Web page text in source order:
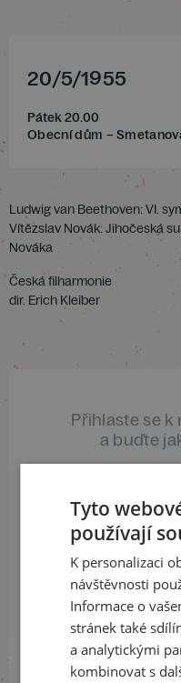
20/5/1955
Pátek 20.00
Obecní dům –
Ludwig van Beethoven: VI.
Vítězslav Novák: Jihočeská
Nováka
Česká filharmonie
dir. Erich Kleiber
Přihlaste se
a buďte
Sledujte
Tyto
používají
K personalizaci
návštěvnosti
Informace o
stránek také
a analytickými
kombinovat s